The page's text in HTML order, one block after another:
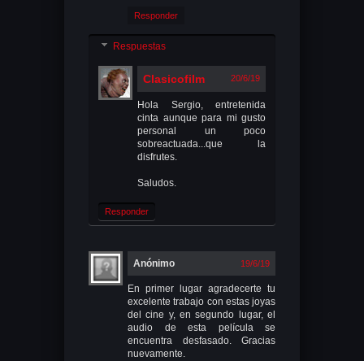
Responder
Respuestas
Clasicofilm 20/6/19
Hola Sergio, entretenida
cinta aunque para mi gusto
personal un poco
sobreactuada...que la
disfrutes.
Saludos.
Responder
Anónimo 19/6/19
En primer lugar agradecerte tu
excelente trabajo con estas joyas
del cine y, en segundo lugar, el
audio de esta película se
encuentra desfasado. Gracias
nuevamente.